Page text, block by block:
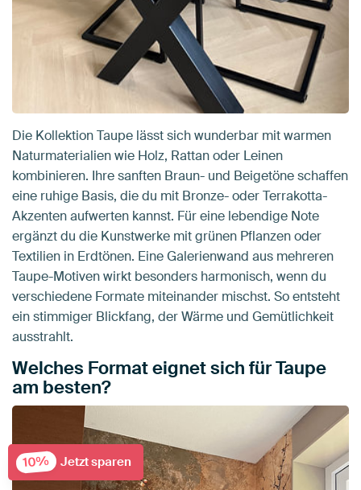
Die Kollektion Taupe lässt sich wunderbar mit warmen
Naturmaterialien wie Holz, Rattan oder Leinen
kombinieren. Ihre sanften Braun- und Beigetöne schaffen
eine ruhige Basis, die du mit Bronze- oder Terrakotta-
Akzenten aufwerten kannst. Für eine lebendige Note
ergänzt du die Kunstwerke mit grünen Pflanzen oder
Textilien in Erdtönen. Eine Galerienwand aus mehreren
Taupe-Motiven wirkt besonders harmonisch, wenn du
verschiedene Formate miteinander mischst. So entsteht
ein stimmiger Blickfang, der Wärme und Gemütlichkeit
ausstrahlt.
Welches Format eignet sich für Taupe
am besten?
10% Jetzt sparen